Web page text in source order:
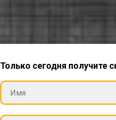
Только сегодня получите